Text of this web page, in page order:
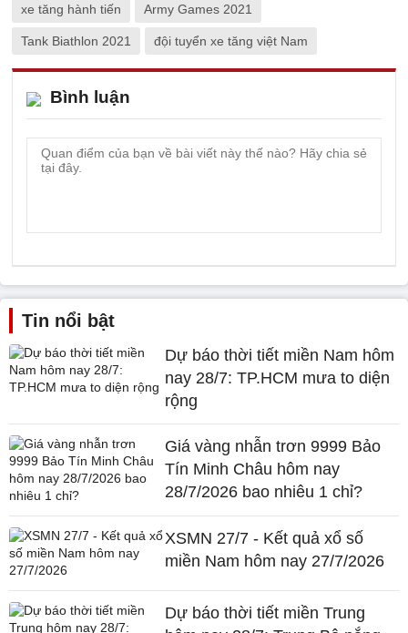
xe tăng hành tiến Army Games 2021
Tank Biathlon 2021 đội tuyển xe tăng việt Nam
Bình luận
Tin nổi bật
Dự báo thời tiết miền Nam hôm
nay 28/7: TP.HCM mưa to diện
rộng
Giá vàng nhẫn trơn 9999 Bảo
Tín Minh Châu hôm nay
28/7/2026 bao nhiêu 1 chỉ?
XSMN 27/7 - Kết quả xổ số
miền Nam hôm nay 27/7/2026
Dự báo thời tiết miền Trung